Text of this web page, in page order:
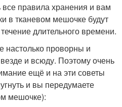
правила хранения и вам
в тканевом мешочке будут
длительного времени.
настолько проворны и
и всюду. Поэтому очень
ещё и на эти советы
и вы передумаете
мешочке):